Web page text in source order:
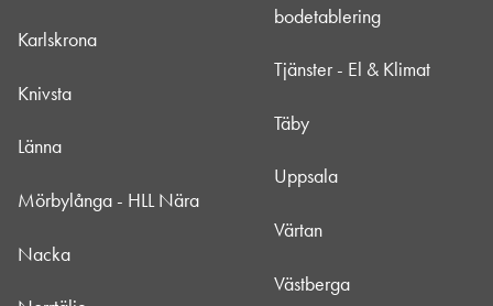
Karlskrona
Knivsta
Länna
Mörbylånga - HLL Nära
Nacka
bodetablering
Tjänster - El & Klimat
Täby
Uppsala
Värtan
Västberga